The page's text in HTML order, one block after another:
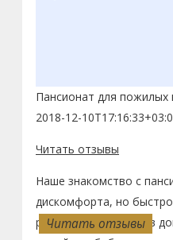
Читать отзывы
Читать отзывы
Читать отзывы
Читать отзывы
Читать отзывы
Пансионат для
2018-12-
Читать отзывы
Наше знакомство с
дискомфорта, но
решили поселить её в
Читать отзывы
Читать отзывы
Читать отзывы
Читать отзывы
Читать отзывы